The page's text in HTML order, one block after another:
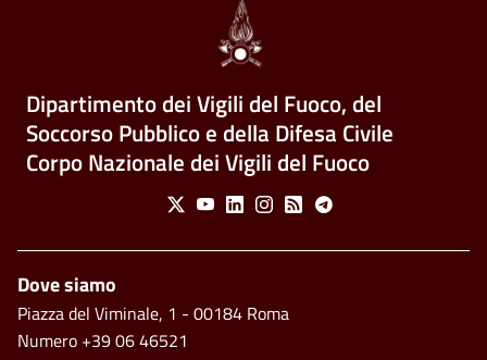
Dipartimento dei Vigili del Fuoco, del
Soccorso Pubblico e della Difesa Civile
Corpo Nazionale dei Vigili del Fuoco
Social Menu
X YoutubeLinkedinInstagram
Feed Telegram
Footer
Dove siamo
Piazza del Viminale, 1 - 00184 Roma
Numero +39 06 46521